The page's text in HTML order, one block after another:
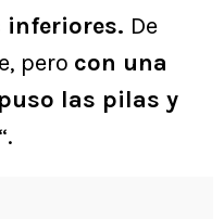
inferiores. De
pero con una
las pilas y
“.